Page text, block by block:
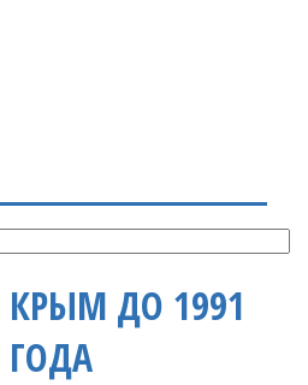
КРЫМ ДО 1991
ГОДА